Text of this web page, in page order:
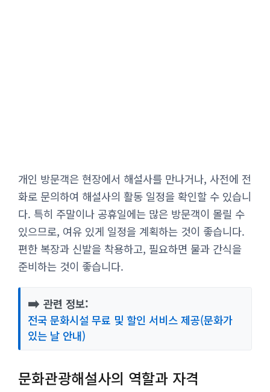
개인 방문객은 현장에서 해설사를 만나거나, 사전에 전
화로 문의하여 해설사의 활동 일정을 확인할 수 있습니
다. 특히 주말이나 공휴일에는 많은 방문객이 몰릴 수
있으므로, 여유 있게 일정을 계획하는 것이 좋습니다.
편한 복장과 신발을 착용하고, 필요하면 물과 간식을
준비하는 것이 좋습니다.
➡️ 관련 정보:
전국 문화시설 무료 및 할인 서비스 제공(문화가
있는 날 안내)
문화관광해설사의 역할과 자격